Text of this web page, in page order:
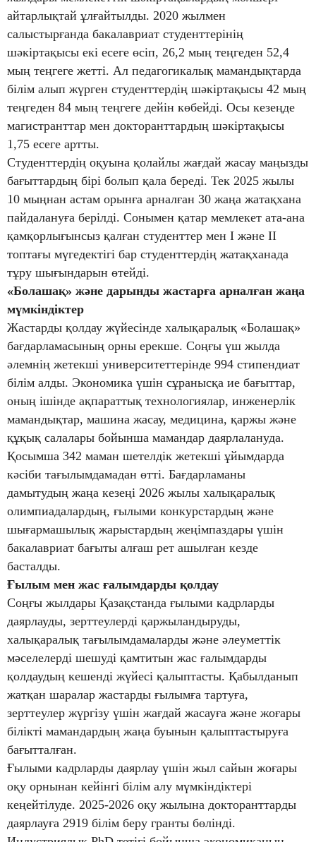
айтарлықтай ұлғайтылды. 2020 жылмен
салыстырғанда бакалавриат студенттерінің
шәкіртақысы екі есеге өсіп, 26,2 мың теңгеден 52,4
мың теңгеге жетті. Ал педагогикалық мамандықтарда
білім алып жүрген студенттердің шәкіртақысы 42 мың
теңгеден 84 мың теңгеге дейін көбейді. Осы кезеңде
магистранттар мен докторанттардың шәкіртақысы
1,75 есеге артты.
Студенттердің оқуына қолайлы жағдай жасау маңызды
бағыттардың бірі болып қала береді. Тек 2025 жылы
10 мыңнан астам орынға арналған 30 жаңа жатақхана
пайдалануға берілді. Сонымен қатар мемлекет ата-ана
қамқорлығынсыз қалған студенттер мен I және II
топтағы мүгедектігі бар студенттердің жатақханада
тұру шығындарын өтейді.
«Болашақ» және дарынды жастарға арналған жаңа
мүмкіндіктер
Жастарды қолдау жүйесінде халықаралық «Болашақ»
бағдарламасының орны ерекше. Соңғы үш жылда
әлемнің жетекші университеттерінде 994 стипендиат
білім алды. Экономика үшін сұранысқа ие бағыттар,
оның ішінде ақпараттық технологиялар, инженерлік
мамандықтар, машина жасау, медицина, қаржы және
құқық салалары бойынша мамандар даярлалануда.
Қосымша 342 маман шетелдік жетекші ұйымдарда
кәсіби тағылымдамадан өтті. Бағдарламаны
дамытудың жаңа кезеңі 2026 жылы халықаралық
олимпиадалардың, ғылыми конкурстардың және
шығармашылық жарыстардың жеңімпаздары үшін
бакалавриат бағыты алғаш рет ашылған кезде
басталды.
Ғылым мен жас ғалымдарды қолдау
Соңғы жылдары Қазақстанда ғылыми кадрларды
даярлауды, зерттеулерді қаржыландыруды,
халықаралық тағылымдамаларды және әлеуметтік
мәселелерді шешуді қамтитын жас ғалымдарды
қолдаудың кешенді жүйесі қалыптасты. Қабылданып
жатқан шаралар жастарды ғылымға тартуға,
зерттеулер жүргізу үшін жағдай жасауға және жоғары
білікті мамандардың жаңа буынын қалыптастыруға
бағытталған.
Ғылыми кадрларды даярлау үшін жыл сайын жоғары
оқу орнынан кейінгі білім алу мүмкіндіктері
кеңейтілуде. 2025-2026 оқу жылына докторанттарды
даярлауға 2919 білім беру гранты бөлінді.